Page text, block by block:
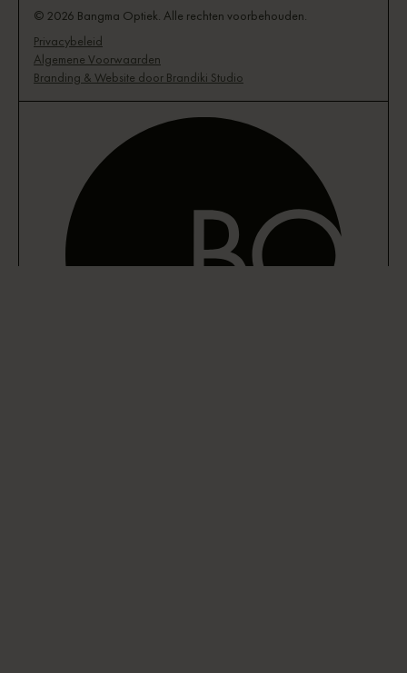
© 2026 Bangma Optiek. Alle rechten voorbehouden.
Privacybeleid
Algemene Voorwaarden
Branding & Website door Brandiki Studio